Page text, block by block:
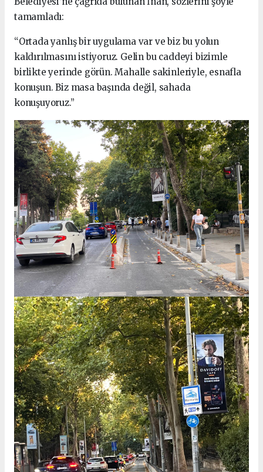
tamamladı:
“Ortada yanlış bir uygulama var ve biz bu yolun
kaldırılmasını istiyoruz. Gelin bu caddeyi bizimle
birlikte yerinde görün. Mahalle sakinleriyle, esnafla
konuşun. Biz masa başında değil, sahada
konuşuyoruz.”